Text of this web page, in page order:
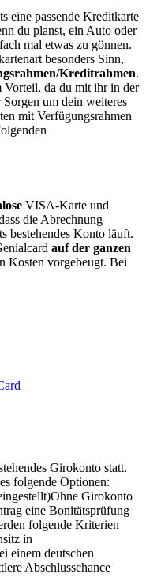
eine passende Kreditkarte
du planst, ein Auto oder
mal etwas zu gönnen.
besonders Sinn,
Kreditrahmen.
Vorteil, da du mit ihr in der
um dein weiteres
mit Verfügungsrahmen
VISA-Karte und
die Abrechnung
bestehendes Konto läuft.
auf der ganzen
Kosten vorgebeugt. Bei
Girokonto statt.
folgende Optionen:
Ohne Girokonto
eine Bonitätsprüfung
folgende Kriterien
in
einem deutschen
Abschlusschance